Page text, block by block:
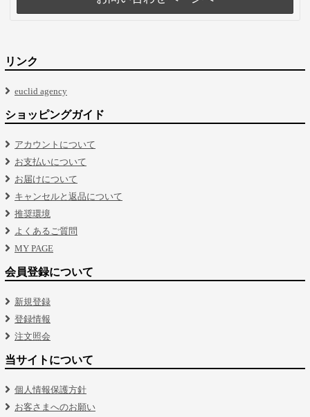
リンク
euclid agency
ショッピングガイド
アカウントについて
お支払いについて
お届けについて
キャンセルと返品について
推奨環境
よくあるご質問
MY PAGE
会員登録について
新規登録
登録情報
注文照会
当サイトについて
個人情報保護方針
お客さまへのお願い